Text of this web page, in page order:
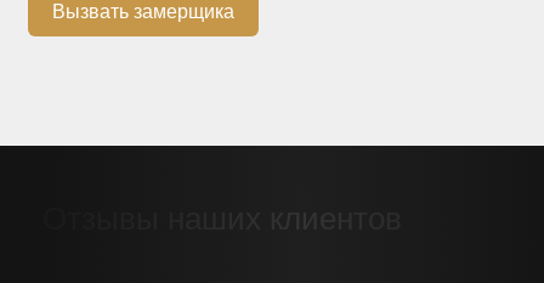
Вызвать замерщика